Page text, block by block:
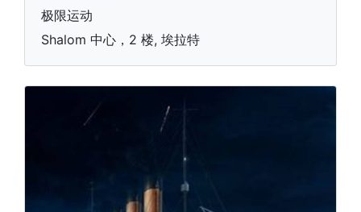
极限运动
Shalom 中心，2 楼, 埃拉特